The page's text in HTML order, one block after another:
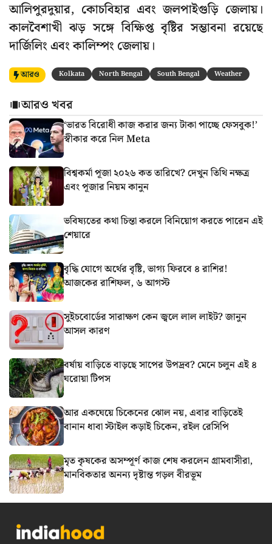
আলিপুরদুয়ার, কোচবিহার এবং জলপাইগুড়ি জেলায়।
কালবৈশাখী ঝড় সঙ্গে বিক্ষিপ্ত বৃষ্টির সম্ভাবনা রয়েছে
দার্জিলিং এবং কালিম্পং জেলায়।
আরও Kolkata North Bengal South Bengal Weather
আরও খবর
‘ভারত বিরোধী কাজ করার জন্য টাকা পাচ্ছে ফেসবুক!’
স্বীকার করে নিল Meta
বিশ্বকর্মা পূজা ২০২৬ কত তারিখে? দেখুন তিথি নক্ষত্র
এবং পূজার নিয়ম কানুন
ভবিষ্যতের কথা চিন্তা করলে বিনিয়োগ করতে পারেন এই
শেয়ারে
বৃদ্ধি যোগে অর্থের বৃষ্টি, ভাগ্য ফিরবে ৪ রাশির!
আজকের রাশিফল, ৬ আগস্ট
সুইচবোর্ডের সারাক্ষণ কেন জ্বলে লাল লাইট? জানুন
আসল কারণ
বর্ষায় বাড়িতে বাড়ছে সাপের উপদ্রব? মেনে চলুন এই ৪
ঘরোয়া টিপস
আর একঘেয়ে চিকেনের ঝোল নয়, এবার বাড়িতেই
বানান ধাবা স্টাইল কড়াই চিকেন, রইল রেসিপি
মৃত কৃষকের অসম্পূর্ণ কাজ শেষ করলেন গ্রামবাসীরা,
মানবিকতার অনন্য দৃষ্টান্ত গড়ল বীরভূম